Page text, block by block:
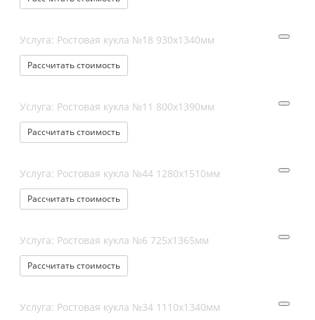
Услуга: Ростовая кукла №18 930х1340мм
Рассчитать стоимость
Услуга: Ростовая кукла №11 800х1390мм
Рассчитать стоимость
Услуга: Ростовая кукла №44 1280х1510мм
Рассчитать стоимость
Услуга: Ростовая кукла №6 725х1365мм
Рассчитать стоимость
Услуга: Ростовая кукла №34 1110х1340мм